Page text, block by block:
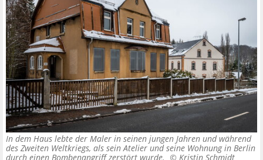
In dem Haus lebte der Maler in seinen jungen Jahren und während
des Zweiten Weltkriegs, als sein Atelier und seine Wohnung in Berlin
durch einen Bombenangriff zerstört wurde. © Kristin Schmidt